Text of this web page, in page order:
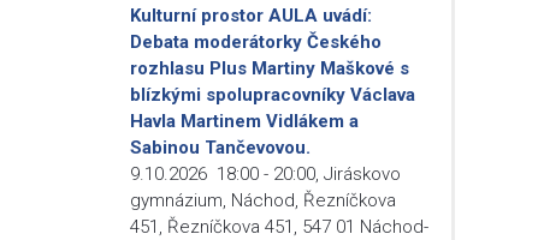
Kulturní prostor AULA uvádí:
Debata moderátorky Českého
rozhlasu Plus Martiny Maškové s
blízkými spolupracovníky Václava
Havla Martinem Vidlákem a
Sabinou Tančevovou.
9.10.2026 18:00 - 20:00 Jiráskovo
gymnázium, Náchod, Řezníčkova
451, Řezníčkova 451, 547 01 Náchod-